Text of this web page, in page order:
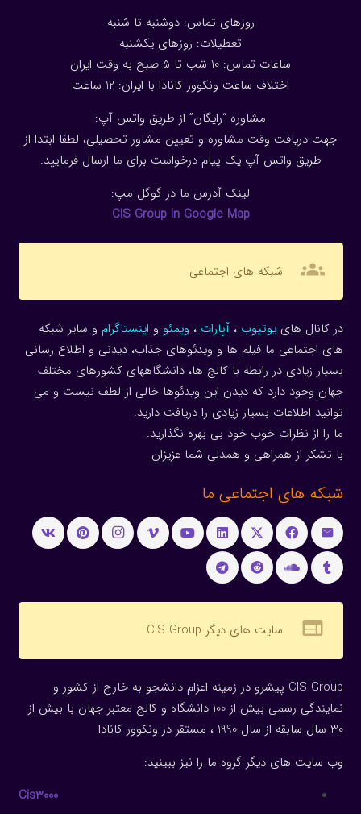
روزهای تماس: دوشنبه تا شنبه
تعطیلات: روزهای یکشنبه
ساعات تماس: 10 شب تا 5 صبح به وقت ایران
اختلاف ساعت ونکوور کانادا با ایران: 1 2 ساعت
مشاوره “رایگان” از طریق واتس آپ:
جهت دریافت وقت مشاوره و تعیین مشاور تحصیلی، لطفا ابتدا از
طریق واتس آپ یک پیام درخواست برای ما ارسال فرمایید.
لینک آدرس ما در گوگل مپ:
CIS Group in Google Map
groups شبکه های اجتماعی
در کانال هاییوتیوب ، آپارات ، ویمئو و اینستاگرام و سایر شبکه
های اجتماعی ما فیلم ها و ویدئوهای جذاب، دیدنی و اطلاع رسانی
بسیار زیادی در رابطه با کالج ها، دانشگاههای کشورهای مختلف
جهان وجود دارد که دیدن این ویدئوها خالی از لطف نیست و می
توانید اطلاعات بسیار زیادی را دریافت دارید.
ما را از نظرات خوب خود بی بهره نگذارید.
با تشکر از همراهی و همدلی شما عزیزان
شبکه های اجتماعی ما
web سایت های دیگر CIS Group
CIS Group پیشرو در زمینه اعزام دانشجو به خارج از کشور و
نمایندگی رسمی بیش از 100 دانشگاه و کالج معتبر جهان با بیش از
30 سال سابقه از سال 1990 ، مستقر در ونکوور کانادا
وب سایت های دیگر گروه ما را نیز ببینید:
Cis3000